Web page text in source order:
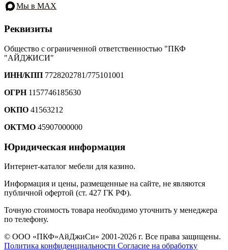
Мы в MAX
Реквизиты
Общество с ограниченной ответственностью "ПКФ
"АЙДЖИСИ"
ИНН/КПП 7728202781/775101001
ОГРН1157746185630
ОКПО 41563212
ОКТМО 45907000000
Юридическая информация
Интернет-каталог мебели для казино.
Информация и цены, размещенные на сайте, не являются
публичной офертой (ст. 427 ГК РФ).
Точную стоимость товара необходимо уточнить у менеджера
по телефону.
© ООО «ПКФ»АйДжиСи» 2001-2026 г. Все права защищены.
Политика конфиденциальности Согласие на обработку